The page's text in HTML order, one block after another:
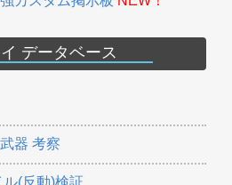
データベース
器 考察
(反動)検証